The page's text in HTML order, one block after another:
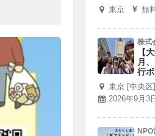
東京 無
株式
【
月
行
東京 [中央区]
2026年9月3